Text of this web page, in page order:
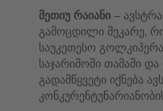
მეთიუ რაიანი –
გამოცდილი მეკარე,
საუკეთესო
საჯარიმოში თამაში
გადამწყვეტი იქნება